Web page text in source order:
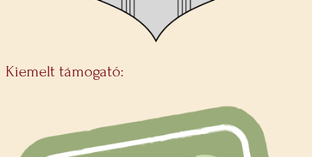
Kiemelt támogató: